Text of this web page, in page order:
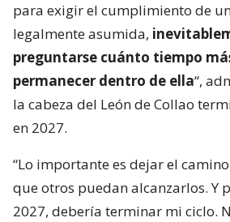
para exigir el cumplimiento de
legalmente asumida,
preguntarse cuánto tiempo
permanecer dentro de ella“,
la cabeza del León de Collao
en 2027.
“Lo importante es dejar el
que otros puedan alcanzarlos. Y
2027, debería terminar mi ciclo.